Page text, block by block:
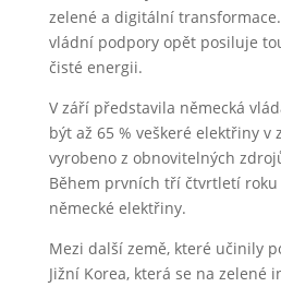
zelené a digitální
vládní podpory opět posiluje
čisté energii.
V září představila německá
být až 65 % ​​veškeré elektřiny v
vyrobeno z obnovitelných
Během prvních tří čtvrtletí roku
německé elektřiny.
Mezi další země, které učinily
Jižní Korea, která se na zelené